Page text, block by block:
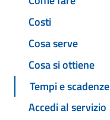
Costi
Cosa serve
Cosa si ottiene
Tempi e scadenze
Accedi al servizio